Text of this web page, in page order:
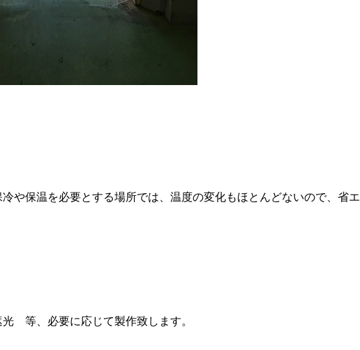
や保温を必要とする場所では、温度の変化もほとんどないので、省エ
等、必要に応じて製作致します。